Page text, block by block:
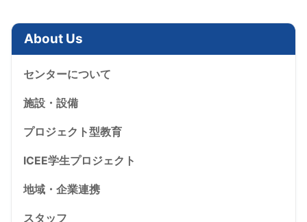
About Us
センターについて
施設・設備
プロジェクト型教育
ICEE学生プロジェクト
地域・企業連携
スタッフ